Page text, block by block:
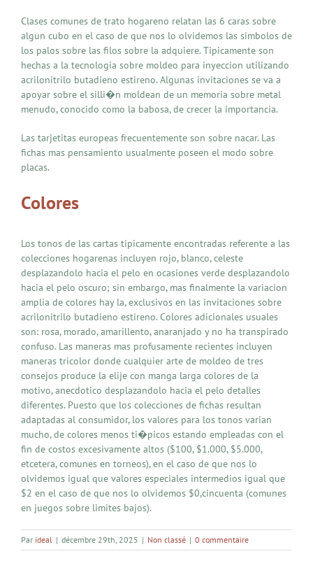
Clases comunes de trato hogareno relatan las 6 caras sobre
algun cubo en el caso de que nos lo olvidemos las simbolos de
los palos sobre las filos sobre la adquiere. Tipicamente son
hechas a la tecnologia sobre moldeo para inyeccion utilizando
acrilonitrilo butadieno estireno. Algunas invitaciones se va a
apoyar sobre el silli�n moldean de un memoria sobre metal
menudo, conocido como la babosa, de crecer la importancia.
Las tarjetitas europeas frecuentemente son sobre nacar. Las
fichas mas pensamiento usualmente poseen el modo sobre
placas.
Colores
Los tonos de las cartas tipicamente encontradas referente a las
colecciones hogarenas incluyen rojo, blanco, celeste
desplazandolo hacia el pelo en ocasiones verde desplazandolo
hacia el pelo oscuro; sin embargo, mas finalmente la variacion
amplia de colores hay la, exclusivos en las invitaciones sobre
acrilonitrilo butadieno estireno. Colores adicionales usuales
son: rosa, morado, amarillento, anaranjado y no ha transpirado
confuso. Las maneras mas profusamente recientes incluyen
maneras tricolor donde cualquier arte de moldeo de tres
consejos produce la elije con manga larga colores de la
motivo, anecdotico desplazandolo hacia el pelo detalles
diferentes. Puesto que los colecciones de fichas resultan
adaptadas al consumidor, los valores para los tonos varian
mucho, de colores menos ti�picos estando empleadas con el
fin de costos excesivamente altos ($100, $1.000, $5.000,
etcetera, comunes en torneos), en el caso de que nos lo
olvidemos igual que valores especiales intermedios igual que
$2 en el caso de que nos lo olvidemos $0,cincuenta (comunes
en juegos sobre limites bajos).
Par ideal | décembre 29th, 2025 | Non classé | 0 commentaire